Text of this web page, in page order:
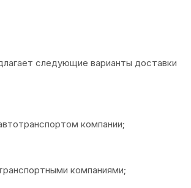
следующие варианты доставки
компании;
компаниями;